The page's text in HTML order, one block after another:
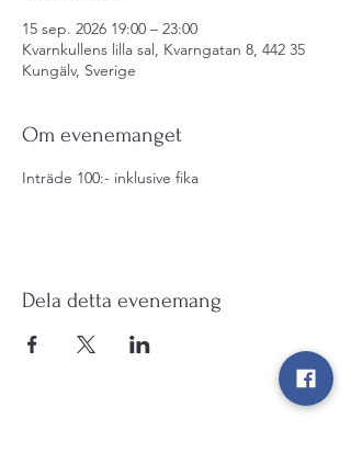
15 sep. 2026 19:00 – 23:00
Kvarnkullens lilla sal, Kvarngatan 8, 442 35
Kungälv, Sverige
Om evenemanget
Inträde 100:- inklusive fika
Dela detta evenemang